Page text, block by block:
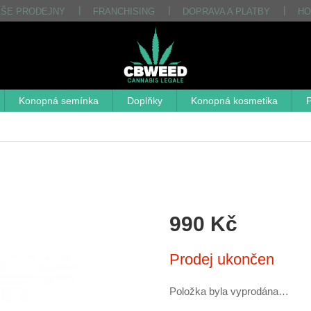
PRODEJNY FRANCHISING DOPRAVA A PLATBY
Konopná semínka Doplňky Konopná kosmetika
990 Kč
cena:
Prodej ukončen
Položka byla vyprodána…